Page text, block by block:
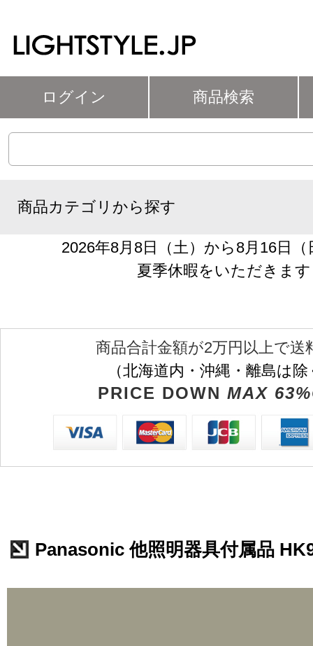
ログイン 商品検索
商品カテゴリから探す
2026年8月8日（土）から8月16日
夏季休暇をいただきます
商品合計金額が2万円以上で送
（北海道内・沖縄・離島は
PRICE DOWN MAX
Panasonic 他照明器具付属品